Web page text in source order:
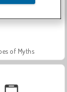
of Myths